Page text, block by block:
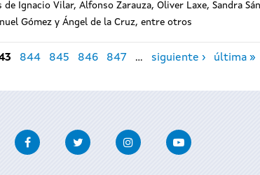
Ignacio Vilar, Alfonso Zarauza, Oliver Laxe, Sandra
Gómez y Ángel de la Cruz, entre otros
844 845 846 847 … siguiente › última »
FacebookTwitter InstagramYoutube